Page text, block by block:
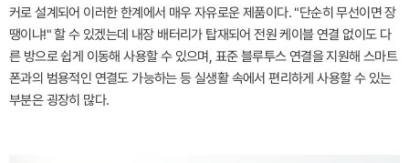
커로 설계되어 이러한 한계에서 매우 자유로운 제품이다. "단순히 무선이면 장
땡이냐!" 할 수 있겠는데 내장 배터리가 탑재되어 전원 케이블 연결 없이도 다
른 방으로 쉽게 이동해 사용할 수 있으며, 표준 블루투스 연결을 지원해 스마트
폰과의 범용적인 연결도 가능하는 등 실생활 속에서 편리하게 사용할 수 있는
부분은 굉장히 많다.